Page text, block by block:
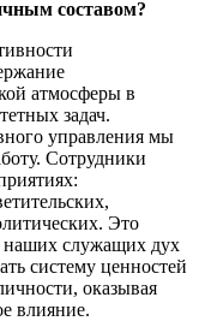
составом?
атмосферы в
задач.
управления мы
Сотрудники
Это
наших служащих дух
систему ценностей
оказывая
влияние.